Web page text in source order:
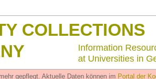
COLLECTIONS
Information
at Universities in
gepflegt. Aktuelle Daten können im Portal der